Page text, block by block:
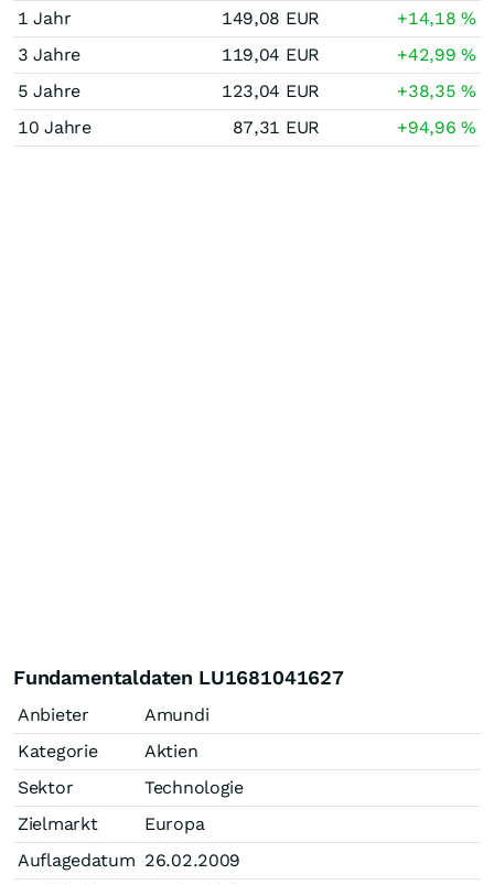
1 Jahr 149,08 EUR +14,18%
3 Jahre
119,04 EUR +42,99%
5 Jahre
123,04 EUR +38,35%
10 Jahre
87,31 EUR +94,96%
Fundamentaldaten LU1681041627
Anbieter
Amundi
Kategorie
Aktien
Sektor
Technologie
Zielmarkt
Europa
Auflagedatum 26.02.2009